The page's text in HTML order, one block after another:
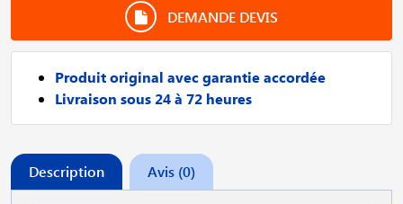
DEMANDE DEVIS
Produit original avec garantie accordée
Livraison sous 24 à 72 heures
Description Avis (0)